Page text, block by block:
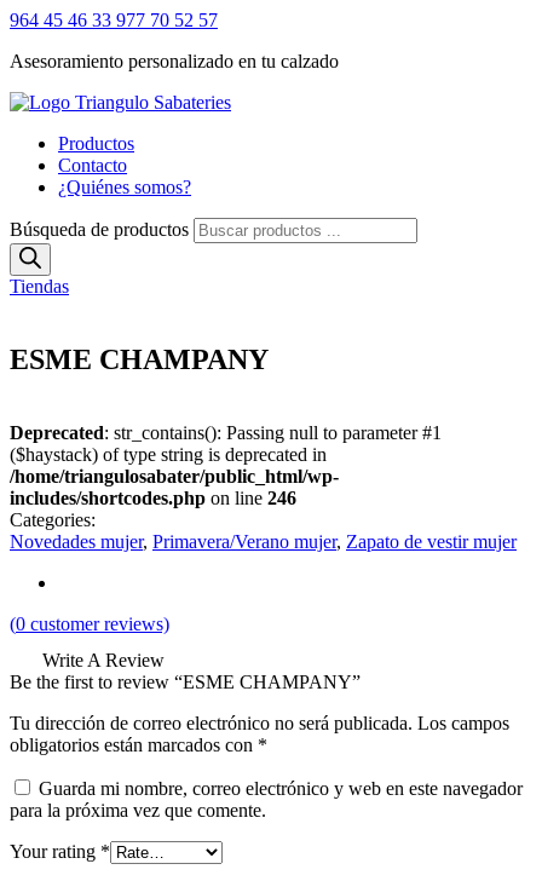
964 45 46 33 977 70 52 57
Asesoramiento personalizado en tu calzado
Productos
Contacto
¿Quiénes somos?
Búsqueda de productos
Tiendas
ESME CHAMPANY
Deprecated: str_contains(): Passing null to parameter #1
($haystack) of type string is deprecated in
/home/triangulosabater/public_html/wp-
includes/shortcodes.php on line 246
Categories:
Novedades mujer, Primavera/Verano mujer, Zapato de vestir mujer
(0 customer reviews)
Write A Review
Be the first to review “ESME CHAMPANY”
Tu dirección de correo electrónico no será publicada. Los campos
obligatorios están marcados con *
Guarda mi nombre, correo electrónico y web en este navegador
para la próxima vez que comente.
Your rating *